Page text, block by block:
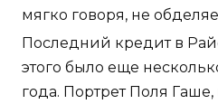
мягко говоря, не
Последний кредит в
этого было еще
года. Портрет Поля